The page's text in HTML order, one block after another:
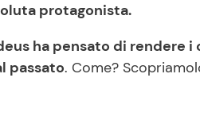
protagonista.
ha pensato di rendere
passato. Come?